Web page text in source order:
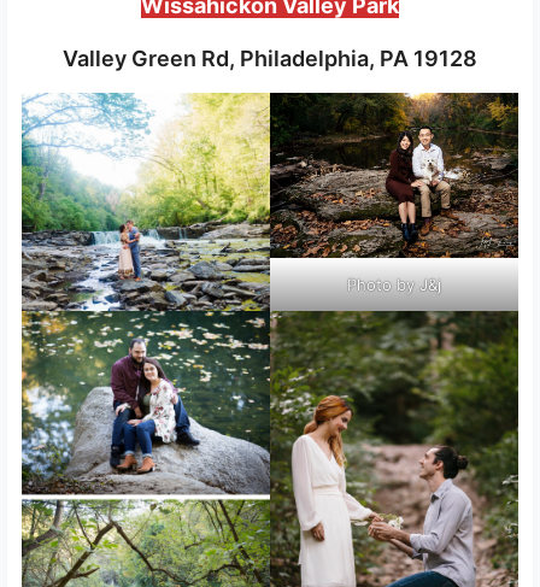
Valley Green Rd, Philadelphia, PA 19128
Photo by J&j